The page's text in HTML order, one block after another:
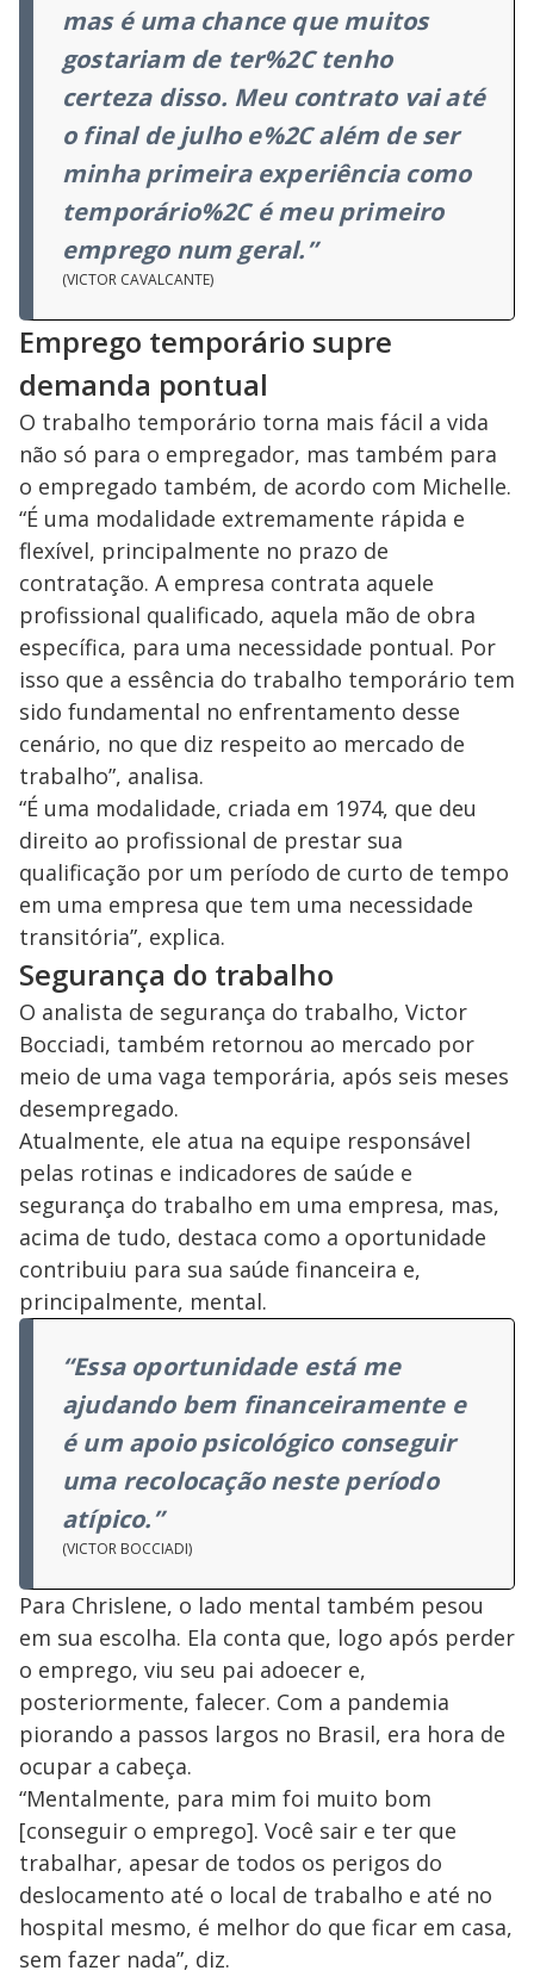
mas é uma chance que muitos
gostariam de ter%2C tenho
certeza disso. Meu contrato vai até
o final de julho e%2C além de ser
minha primeira experiência como
temporário%2C é meu primeiro
emprego num geral.”
(VICTOR CAVALCANTE)
Emprego temporário supre
demanda pontual
O trabalho temporário torna mais fácil a vida
não só para o empregador, mas também para
o empregado também, de acordo com Michelle.
“É uma modalidade extremamente rápida e
flexível, principalmente no prazo de
contratação. A empresa contrata aquele
profissional qualificado, aquela mão de obra
específica, para uma necessidade pontual. Por
isso que a essência do trabalho temporário tem
sido fundamental no enfrentamento desse
cenário, no que diz respeito ao mercado de
trabalho”, analisa.
“É uma modalidade, criada em 1974, que deu
direito ao profissional de prestar sua
qualificação por um período de curto de tempo
em uma empresa que tem uma necessidade
transitória”, explica.
Segurança do trabalho
O analista de segurança do trabalho, Victor
Bocciadi, também retornou ao mercado por
meio de uma vaga temporária, após seis meses
desempregado.
Atualmente, ele atua na equipe responsável
pelas rotinas e indicadores de saúde e
segurança do trabalho em uma empresa, mas,
acima de tudo, destaca como a oportunidade
contribuiu para sua saúde financeira e,
principalmente, mental.
“Essa oportunidade está me
ajudando bem financeiramente e
é um apoio psicológico conseguir
uma recolocação neste período
atípico.”
(VICTOR BOCCIADI)
Para Chrislene, o lado mental também pesou
em sua escolha. Ela conta que, logo após perder
o emprego, viu seu pai adoecer e,
posteriormente, falecer. Com a pandemia
piorando a passos largos no Brasil, era hora de
ocupar a cabeça.
“Mentalmente, para mim foi muito bom
[conseguir o emprego]. Você sair e ter que
trabalhar, apesar de todos os perigos do
deslocamento até o local de trabalho e até no
hospital mesmo, é melhor do que ficar em casa,
sem fazer nada”, diz.